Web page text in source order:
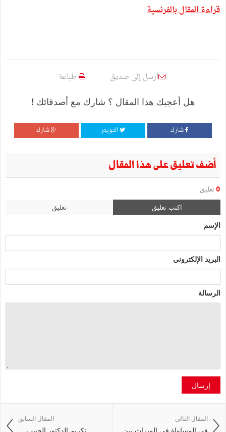
قراءة المقال بالفرنسية
أرسل إلى صديق طباعة
هل أعجبك هذا المقال ؟ شارك مع أصدقائك !
شارك التويتر شارك
أضف تعليق على هذا المقال
0 تعليق
اكتب تعليق تعليق
الإسم
البريد الإلكتروني
الرسالة
إرسال
المقال السابق المقال التالي